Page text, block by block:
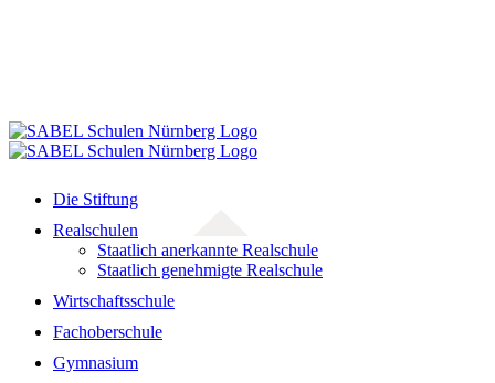
Die Stiftung
Realschulen
Staatlich anerkannte Realschule
Staatlich genehmigte Realschule
Wirtschaftsschule
Fachoberschule
Gymnasium